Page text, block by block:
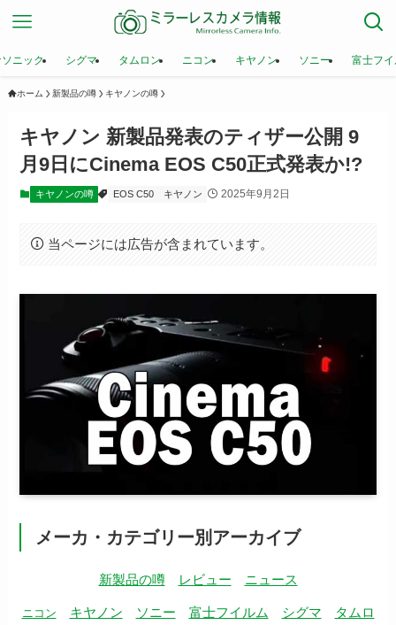
ニック シグマ タムロン ニコン キヤノン ソニー 富士フ
ホーム 新製品の噂 キヤノンの噂
キヤノン 新製品発表のティザー公開 9
月9日にCinema EOS C50正式発表か!?
キヤノンの噂 EOS C50 キヤノン 2025年9月2日
当ページには広告が含まれています。
メーカ・カテゴリー別アーカイブ
新製品の噂 レビュー ニュース
ニコン キヤノン ソニー 富士フイルム シグマ
タムロ